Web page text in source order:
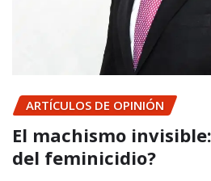
ARTÍCULOS DE OPINIÓN
El machismo
del feminicidio?